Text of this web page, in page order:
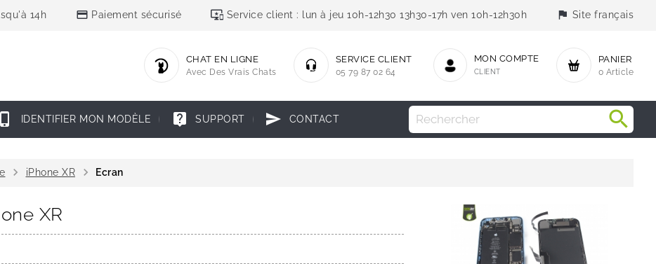
14h credit_card Paiement sécurisé important_devices Service client : lun à jeu 10h-12h30 13h30-17h ven 10h-12h30h flag Site français
PANIER
0 Article
MON COMPTE
CLIENT
SERVICE CLIENT
05 79 87 02 64
CHAT EN LIGNE
Avec Des Vrais Chats
phone_iphone IDENTIFIER MON MODÈLE live_help SUPPORT send CONTACT
chevron_right iPhone XR chevron_right Ecran
XR